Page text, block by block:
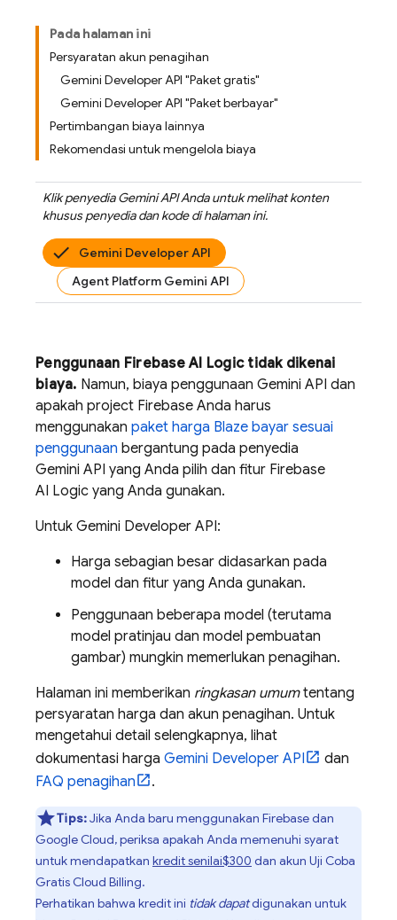
Pada halaman ini
Persyaratan akun penagihan
Gemini Developer API "Paket gratis"
Gemini Developer API "Paket berbayar"
Pertimbangan biaya lainnya
Rekomendasi untuk mengelola biaya
Klik penyediaGemini APIAnda untuk melihat konten
khusus penyedia dan kode di halaman ini.
Gemini Developer API
Agent Platform Gemini API
Penggunaan Firebase AI Logictidak dikenai
biaya. Namun, biaya penggunaan Gemini API dan
apakah project Firebase Anda harus
menggunakan paket harga Blaze bayar sesuai
penggunaan bergantung pada penyedia
Gemini API yang Anda pilih dan fitur Firebase
AI Logic yang Anda gunakan.
Untuk Gemini Developer API:
Harga sebagian besar didasarkan pada
model dan fitur yang Anda gunakan.
Penggunaan beberapa model (terutama
model pratinjau dan model pembuatan
gambar) mungkin memerlukan penagihan.
Halaman ini memberikan ringkasan umumtentang
persyaratan harga dan akun penagihan. Untuk
mengetahui detail selengkapnya, lihat
dokumentasi harga Gemini Developer API
dan
FAQ penagihan
.
Tips:Jika Anda baru menggunakan Firebase dan
Google Cloud, periksa apakah Anda memenuhi syarat
untuk mendapatkan kredit senilai$300 dan akun Uji Coba
Gratis Cloud Billing.
Perhatikan bahwa kredit ini tidak dapatdigunakan untuk